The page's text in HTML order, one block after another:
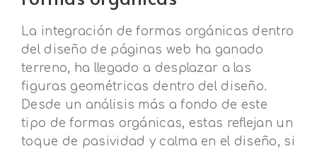
La integración de formas orgánicas dentro
del diseño de páginas web ha ganado
terreno, ha llegado a desplazar a las
figuras geométricas dentro del diseño.
Desde un análisis más a fondo de este
tipo de formas orgánicas, estas reflejan un
toque de pasividad y calma en el diseño, si